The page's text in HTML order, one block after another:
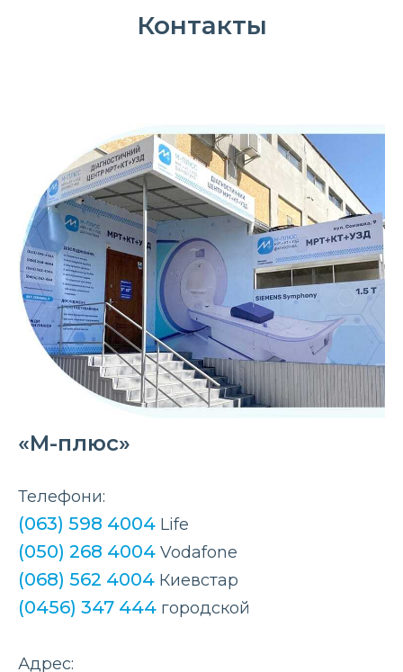
Контакты
«М-плюс»
Телефони:
(063) 598 4004 Life
(050) 268 4004 Vodafone
(068) 562 4004 Киевстар
(0456) 347 444 городской
Адрес: